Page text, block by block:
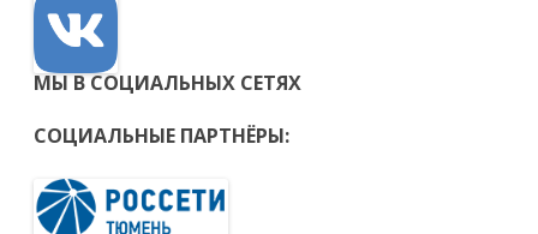
МЫ В СОЦИАЛЬНЫХ СЕТЯХ
СОЦИАЛЬНЫЕ ПАРТНЁРЫ: